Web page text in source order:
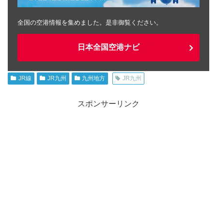
全国の空港情報を集めました。是非御覧ください。
日本全国空港ナビ
JR線 JR九州 九州地方 JR九州
スポンサーリンク